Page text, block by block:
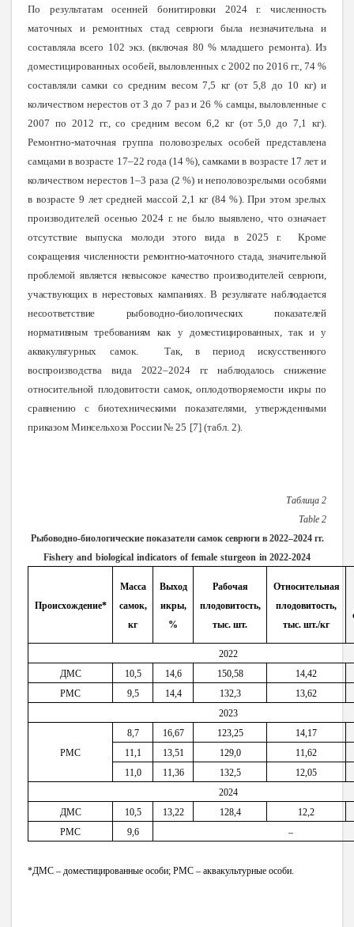
По результатам осенней бонитировки 2024 г. численность
маточных и ремонтных стад севрюги была незначительна и
составляла всего 102 экз. (включая 80 % младшего ремонта). Из
доместицированных особей, выловленных с 2002 по 2016 гг., 74 %
составляли самки со средним весом 7,5 кг (от 5,8 до 10 кг) и
количеством нерестов от 3 до 7 раз и 26 % самцы, выловленные с
2007 по 2012 гг., со средним весом 6,2 кг (от 5,0 до 7,1 кг).
Ремонтно-маточная группа половозрелых особей представлена
самцами в возрасте 17–22 года (14 %), самками в возрасте 17 лет и
количеством нерестов 1–3 раза (2 %) и неполовозрелыми особями
в возрасте 9 лет средней массой 2,1 кг (84 %). При этом зрелых
производителей осенью 2024 г. не было выявлено, что означает
отсутствие выпуска молоди этого вида в 2025 г. Кроме
сокращения численности ремонтно-маточного стада, значительной
проблемой является невысокое качество производителей севрюги,
участвующих в нерестовых кампаниях. В результате наблюдается
несоответствие рыбоводно-биологических показателей
нормативным требованиям как у доместицированных, так и у
аквакультурных самок. Так, в период искусственного
воспроизводства вида 2022–2024 гг. наблюдалось снижение
относительной плодовитости самок, оплодотворяемости икры по
сравнению с биотехническими показателями, утвержденными
приказом Минсельхоза России№ 25 [7] (табл. 2)
Таблица 2
Table 2
Рыбоводно-биологические показатели самок севрюги в 2022–2024 гг.
Fishery and biological indicators of female sturgeon in 2022-2024
Происхождение*
Масса
самок,
кг
Выход
икры,
%
Рабочая
плодовитость,
тыс. шт.
Относительная
плодовитость,
тыс. шт./кг
2022
ДМС
10,5 14,6 150,58
14,42
РМС
9,5 14,4 132,3
13,62
2023
РМС
8,7 16,67 123,25
14,17
11,1
13,51 129,0
11,62
11,0
11,36 132,5
12,05
2024
ДМС
10,5 13,22 128,4
12,2
РМС
9,6 –
*ДМС – доместицированные особи; РМС – аквакультурные особи.